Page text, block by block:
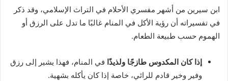
ابن سيرين من أشهر مفسري الأحلام في التراث الإسلامي، وقد ذكر
في تفسيراته أن رؤية الأكل في المنام غالبًا ما تدل على الرزق أو
الهموم حسب طبيعة الطعام.
إذا كان المكدوس طازجًا ولذيذًا في المنام، فهذا يشير إلى رزق
وفير وخير قادم للرائي، خاصة إذا كان يأكله بشهية.